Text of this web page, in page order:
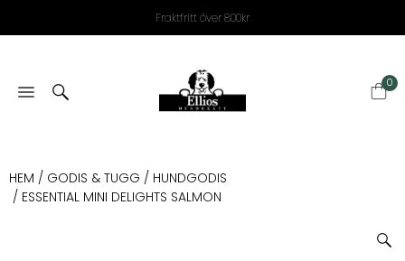
Fraktfritt över 800kr
0
HEM / GODIS & TUGG / HUNDGODIS
/ ESSENTIAL MINI DELIGHTS SALMON